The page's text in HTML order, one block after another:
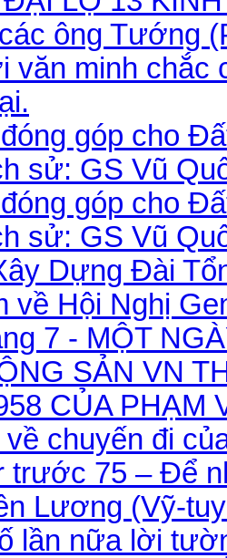
ông Tướng
văn minh chắc
góp cho
sử: GS Vũ
góp cho
sử: GS Vũ
Dựng Đài
về Hội Nghị
7 - MỘT
SẢN VN
CỦA PHẠM
chuyến đi
trước 75 – Để
Lương (Vỹ-
lần nữa lời